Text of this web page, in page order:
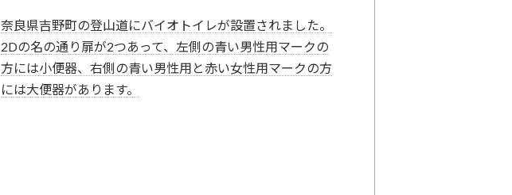
奈良県吉野町の登山道にバイオトイレが設置されました。
2Dの名の通り扉が2つあって、左側の青い男性用マークの
方には小便器、右側の青い男性用と赤い女性用マークの方
には大便器があります。